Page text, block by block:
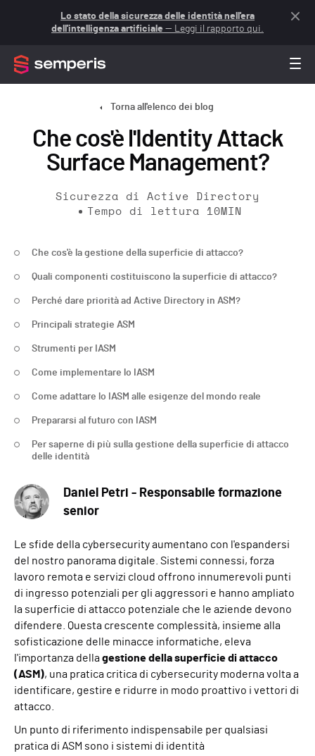
Lo stato della sicurezza delle identità nell'era
dell'intelligenza artificiale — Leggi il rapporto qui.
Torna all'elenco dei blog
Che cos'è l'Identity Attack
Surface Management?
Sicurezza di Active Directory
Tempo di lettura 10 MIN
Che cos'è la gestione della superficie di attacco?
Quali componenti costituiscono la superficie di attacco?
Perché dare priorità ad Active Directory in ASM?
Principali strategie ASM
Strumenti per IASM
Come implementare lo IASM
Come adattare lo IASM alle esigenze del mondo reale
Prepararsi al futuro con IASM
Per saperne di più sulla gestione della superficie di attacco
delle identità
Daniel Petri - Responsabile formazione
senior
Le sfide della cybersecurity aumentano con l'espandersi
del nostro panorama digitale. Sistemi connessi, forza
lavoro remota e servizi cloud offrono innumerevoli punti
di ingresso potenziali per gli aggressori e hanno ampliato
la superficie di attacco potenziale che le aziende devono
difendere. Questa crescente complessità, insieme alla
sofisticazione delle minacce informatiche, eleva
l'importanza dellagestione della superficie di attacco
(ASM), una pratica critica di cybersecurity moderna volta a
identificare, gestire e ridurre in modo proattivo i vettori di
attacco.
Un punto di riferimento indispensabile per qualsiasi
pratica di ASM sono i sistemi di identità